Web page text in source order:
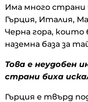
Има много страни
Гърция, Италия,
Черна гора, които
наземна база за
Това е неудобен
страни биха
Гърция е твърд